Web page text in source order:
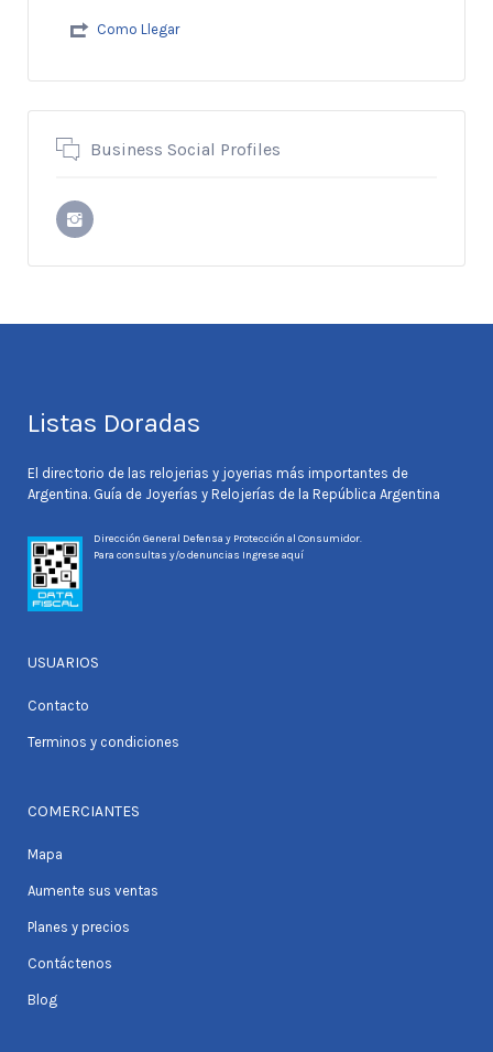
Como Llegar
Business Social Profiles
Listas Doradas
El directorio de las relojerias y joyerias más importantes de
Argentina. Guía de Joyerías y Relojerías de la República Argentina
Dirección General Defensa y Protección al Consumidor.
Para consultas y/o denuncias Ingrese aquí
USUARIOS
Contacto
Terminos y condiciones
COMERCIANTES
Mapa
Aumente sus ventas
Planes y precios
Contáctenos
Blog